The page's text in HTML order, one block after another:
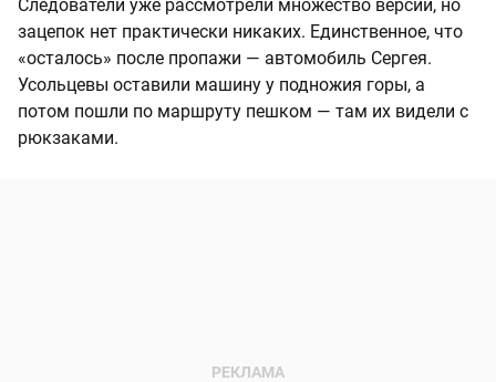
Следователи уже рассмотрели множество версий, но
зацепок нет практически никаких. Единственное, что
«осталось» после пропажи — автомобиль Сергея.
Усольцевы оставили машину у подножия горы, а
потом пошли по маршруту пешком — там их видели с
рюкзаками.